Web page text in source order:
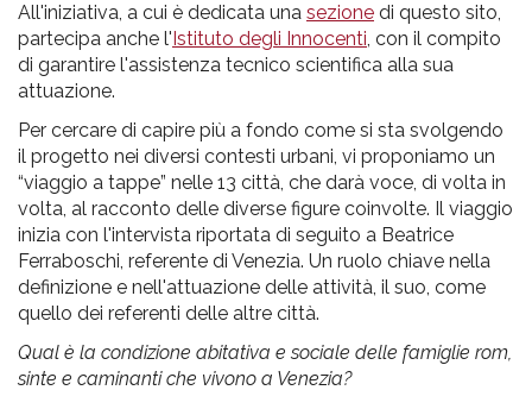
All'iniziativa, a cui è dedicata una sezione di questo sito,
partecipa anche l'Istituto degli Innocenti, con il compito
di garantire l'assistenza tecnico scientifica alla sua
attuazione.
Per cercare di capire più a fondo come si sta svolgendo
il progetto nei diversi contesti urbani, vi proponiamo un
“viaggio a tappe” nelle 13 città, che darà voce, di volta in
volta, al racconto delle diverse figure coinvolte. Il viaggio
inizia con l'intervista riportata di seguito a Beatrice
Ferraboschi, referente di Venezia. Un ruolo chiave nella
definizione e nell'attuazione delle attività, il suo, come
quello dei referenti delle altre città.
Qual è la condizione abitativa e sociale delle famiglie rom,
sinte e caminanti che vivono a Venezia?